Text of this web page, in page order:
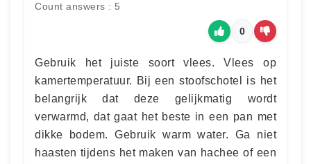
Count answers : 5
0
Gebruik het juiste soort vlees. Vlees op
kamertemperatuur. Bij een stoofschotel is het
belangrijk dat deze gelijkmatig wordt
verwarmd, dat gaat het beste in een pan met
dikke bodem. Gebruik warm water. Ga niet
haasten tijdens het maken van hachee of een